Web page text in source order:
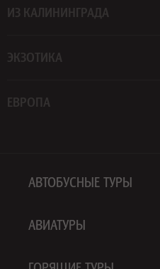
ИЗ КАЛИНИНГРАДА
ЭКЗОТИКА
ЕВРОПА
АВТОБУСНЫЕ ТУРЫ
АВИАТУРЫ